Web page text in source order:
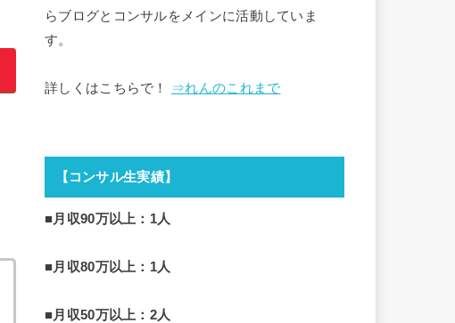
らブログとコンサルをメインに活動していま
す。
詳しくはこちらで！ ⇒れんのこれまで
【コンサル生実績】
■月収90万以上：1人
■月収80万以上：1人
■月収50万以上：2人